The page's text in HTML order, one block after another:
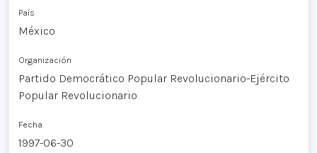
País
México
Organización
Partido Democrático Popular Revolucionario-Ejército
Popular Revolucionario
Fecha
1997-06-30